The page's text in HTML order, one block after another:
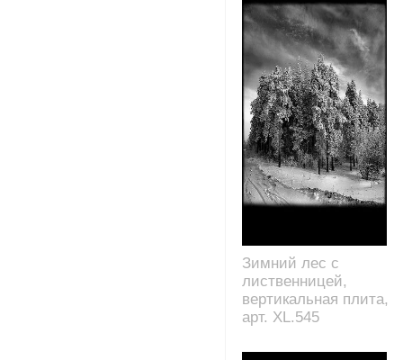
Зимний лес с
лиственницей,
вертикальная плита,
арт. XL.545